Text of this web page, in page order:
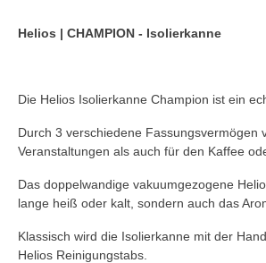
Helios | CHAMPION - Isolierkanne
Die Helios Isolierkanne Champion ist ein
Durch 3 verschiedene
Veranstaltungen als auch für den Kaffee
Das doppelwandige vakuumgezogene
lange heiß oder kalt, sondern auch das
Klassisch wird die Isolierkanne mit der
Helios Reinigungstabs.